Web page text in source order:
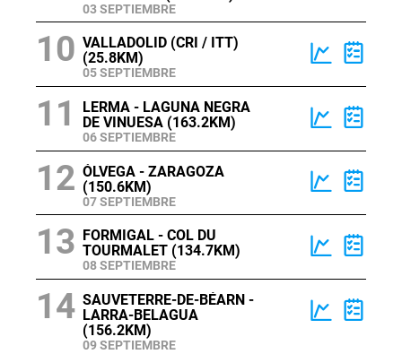
03 SEPTIEMBRE
10 VALLADOLID (CRI / ITT)
(25.8KM)
05 SEPTIEMBRE
11
LERMA - LAGUNA NEGRA
DE VINUESA (163.2KM)
06 SEPTIEMBRE
12 ÓLVEGA - ZARAGOZA
(150.6KM)
07 SEPTIEMBRE
13
FORMIGAL - COL DU
TOURMALET (134.7KM)
08 SEPTIEMBRE
14 SAUVETERRE-DE-BÉARN -
LARRA-BELAGUA
(156.2KM)
09 SEPTIEMBRE